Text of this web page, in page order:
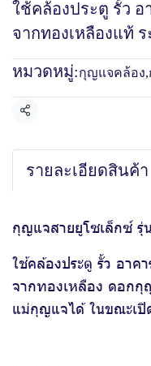
ใช้คล้องประตู รั้ว อ
จากทองเหลืองแท้
หมวดหมู่:กุญแจคล้อง,
แชร์
รายละเอียดสินค้า
กุญแจสายยูโซเล็กซ์ รุ่
ใช้คล้องประตู รั้ว อาค
จากทองเหลือง ดอกกุ
แม่กุญแจได้ ในขณะเปิ